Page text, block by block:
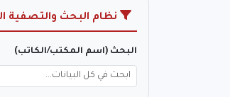
نظام البحث والتصفية
البحث (اسم المكتب/الكاتب)